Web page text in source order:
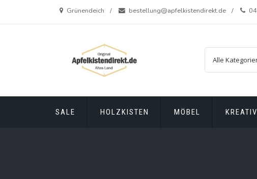
Grünendeich bestellung@apfelkistendirekt.de
SALE HOLZKISTEN MÖBEL